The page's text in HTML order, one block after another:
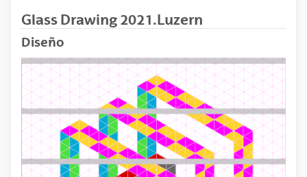
Glass Drawing 2021.Luzern
Diseño